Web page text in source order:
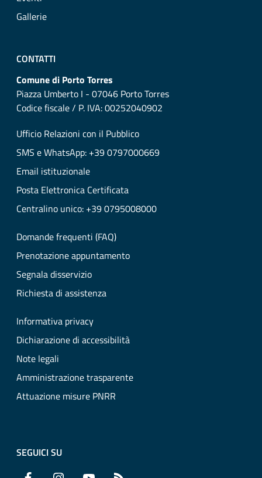
Gallerie
CONTATTI
Comune di Porto Torres
Piazza Umberto I - 07046 Porto Torres
Codice fiscale / P. IVA: 00252040902
Ufficio Relazioni con il Pubblico
SMS e WhatsApp: +39 0797000669
Email istituzionale
Posta Elettronica Certificata
Centralino unico: +39 0795008000
Domande frequenti (FAQ)
Prenotazione appuntamento
Segnala disservizio
Richiesta di assistenza
Informativa privacy
Dichiarazione di accessibilità
Note legali
Amministrazione trasparente
Attuazione misure PNRR
SEGUICI SU